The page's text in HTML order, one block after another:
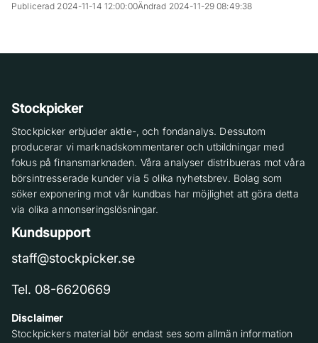
Publicerad 2024-11-14 12:00:00Ändrad 2024-11-29 08:49:38
Stockpicker
Stockpicker erbjuder aktie-, och fondanalys. Dessutom
producerar vi marknadskommentarer och utbildningar med
fokus på finansmarknaden. Våra analyser distribueras mot våra
börsintresserade kunder via 5 olika nyhetsbrev. Bolag som
söker exponering mot vår kundbas har möjlighet att göra detta
via olika annonseringslösningar.
Kundsupport
staff@stockpicker.se
Tel. 08-6620669
Disclaimer
Stockpickers material bör endast ses som allmän information